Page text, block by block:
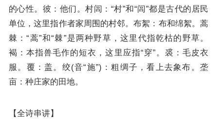
的心性。彼：他们。村闾：“村”和“闾”都是古代的居民
单位，这里指作者家周围的村邻。布絮：布和绵絮。蒿
棘：“蒿”和“棘”是两种野草，这里代指乾枯的野草。
褐：本指兽毛作的短衣，这里应指“穿”。裘：毛皮衣
服。覆：盖。绞(音“施”)：粗绸子，看上去象布。垄
亩：种庄家的田地。
【全诗串讲】